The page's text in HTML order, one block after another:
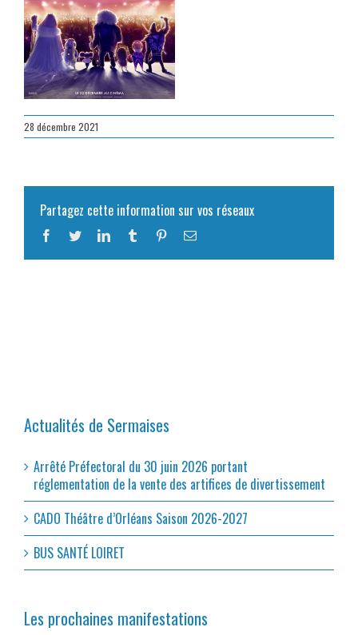
28 décembre 2021
Partagez cette information sur vos réseaux
Facebook
TwitterLinkedInTumblr PinterestEmail
Actualités de Sermaises
Arrêté Préfectoral du 30 juin 2026 portant
réglementation de la vente des artifices de divertissement
CADO Théâtre d’Orléans Saison 2026-2027
BUS SANTÉ LOIRET
Les prochaines manifestations